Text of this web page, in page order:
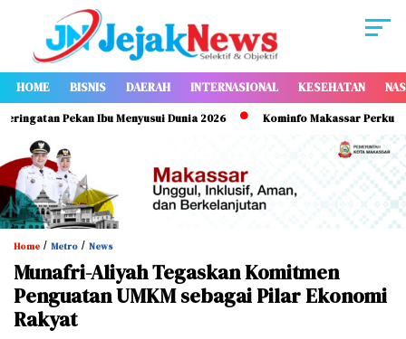
HOME BISNIS DAERAH INTERNASIONAL KESEHATAN
Pekan Ibu Menyusui Dunia 2026 Kominfo Makassar Perkuat
Home / Metro / News
Munafri-Aliyah Tegaskan Komitmen
Penguatan UMKM sebagai Pilar Ekonomi
Rakyat